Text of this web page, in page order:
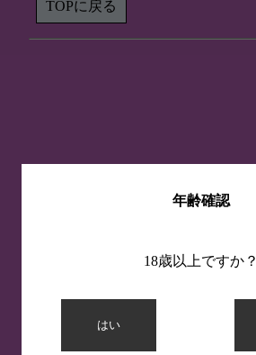
年齢確認
18歳以上ですか？
はい
TOPに戻る